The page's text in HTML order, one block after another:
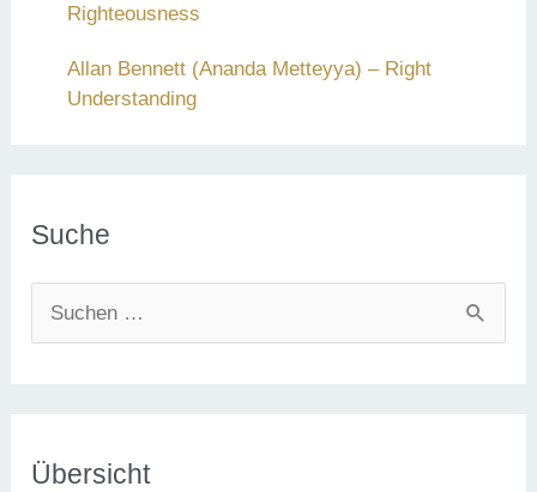
Righteousness
Allan Bennett (Ananda Metteyya) – Right
Understanding
Suche
u
e
Übersicht